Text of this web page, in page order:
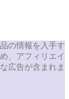
の情報を入手す
、アフィリエイ
広告が含まれま